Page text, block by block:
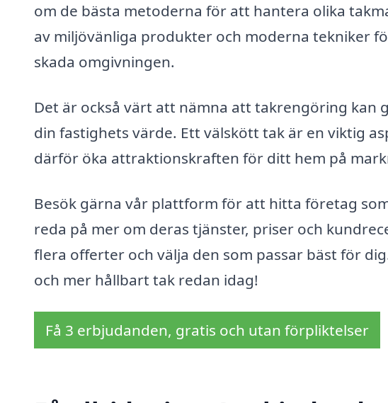
om de bästa metoderna för att hantera olika
av miljövänliga produkter och moderna tekniker
skada omgivningen.
Det är också värt att nämna att takrengöring kan
din fastighets värde. Ett välskött tak är en viktig
därför öka attraktionskraften för ditt hem på
Besök gärna vår plattform för att hitta företag
reda på mer om deras tjänster, priser och
flera offerter och välja den som passar bäst för
och mer hållbart tak redan idag!
Få 3 erbjudanden, gratis och utan förpliktelser